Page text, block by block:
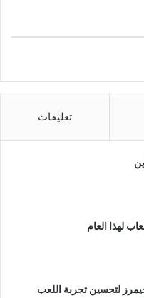
تعليقات
لهذا العام
لتحسين تجربة اللعب